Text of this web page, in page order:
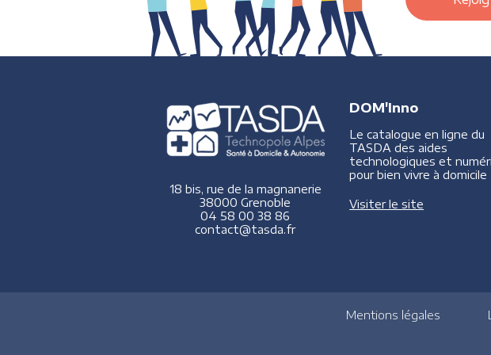
18 bis, rue de la magnanerie
38000 Grenoble
04 58 00 38 86
contact@tasda.fr
DOM'Inno
Le catalogue en ligne du
TASDA des aides
technologiques et
pour bien vivre à domicile
Visiter le site
Mentions légales